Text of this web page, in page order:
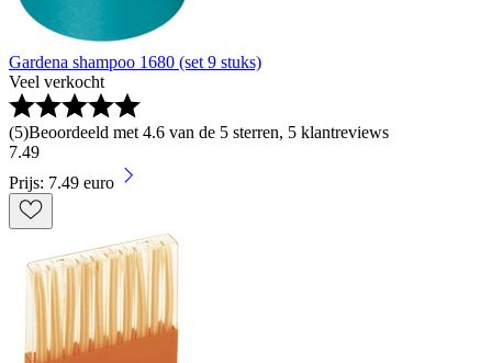
Gardena shampoo 1680 (set 9 stuks)
Veel verkocht
(5)Beoordeeld met 4.6 van de 5 sterren, 5 klantreviews
7.49
Prijs: 7.49 euro